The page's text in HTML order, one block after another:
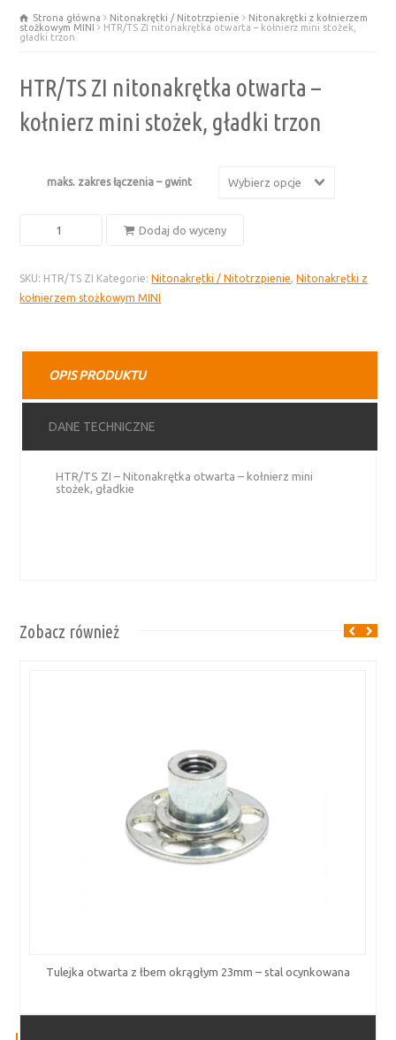
Strona główna Nitonakrętki / Nitotrzpienie
Nitonakrętki z kołnierzem
stożkowym MINI
HTR/TS ZI nitonakrętka otwarta – kołnierz mini stożek,
gładki trzon
HTR/TS ZI nitonakrętka otwarta –
kołnierz mini stożek, gładki trzon
maks. zakres łączenia – gwint Wybierz opcje
nitonakrętka
otwarta
stożek,
gładki
Dodaj do wyceny
SKU: HTR/TS ZI Kategorie:Nitonakrętki / Nitotrzpienie,Nitonakrętki z
kołnierzem stożkowym MINI
OPIS PRODUKTU
DANE TECHNICZNE
HTR/TS ZI – Nitonakrętka otwarta – kołnierz mini
stożek, gładkie
Zobacz również
Tulejka otwarta z łbem okrągłym 23mm – stal ocynkowana